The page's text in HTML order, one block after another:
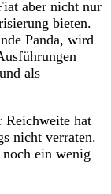
aber nicht nur
bieten.
Panda, wird
als
Reichweite hat
nicht verraten.
ein wenig